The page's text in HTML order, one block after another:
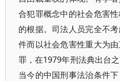
合犯罪概念中的社会危害
的根据。司法人员完全不
件而以社会危害性重大为
罪，在1979年刑法典出台
当今的中国刑事法治条件